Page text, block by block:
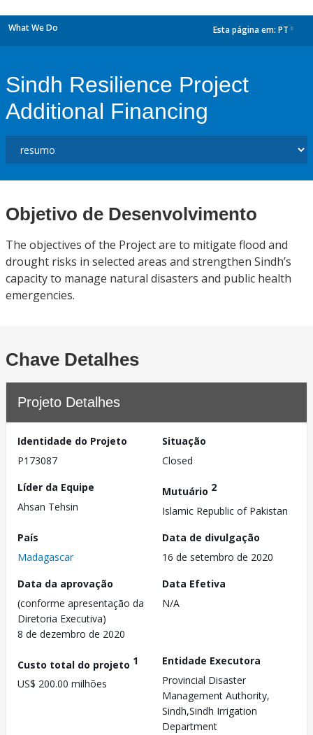
What We Do Esta página em: PT
Sindh Resilience Project
Additional Financing
Objetivo de Desenvolvimento
The objectives of the Project are to mitigate flood and
drought risks in selected areas and strengthen Sindh’s
capacity to manage natural disasters and public health
emergencies.
Chave Detalhes
Projeto Detalhes
Identidade do Projeto
P173087
Situação
Closed
Líder da Equipe
Ahsan Tehsin
Mutuário 2
Islamic Republic of Pakistan
País
Madagascar
Data de divulgação
16 de setembro de 2020
Data da aprovação
(conforme apresentação da
Diretoria Executiva)
8 de dezembro de 2020
Data Efetiva
N/A
Custo total do projeto 1
US$ 200.00 milhões
Entidade Executora
Provincial Disaster
Management Authority,
Sindh,Sindh Irrigation
Department